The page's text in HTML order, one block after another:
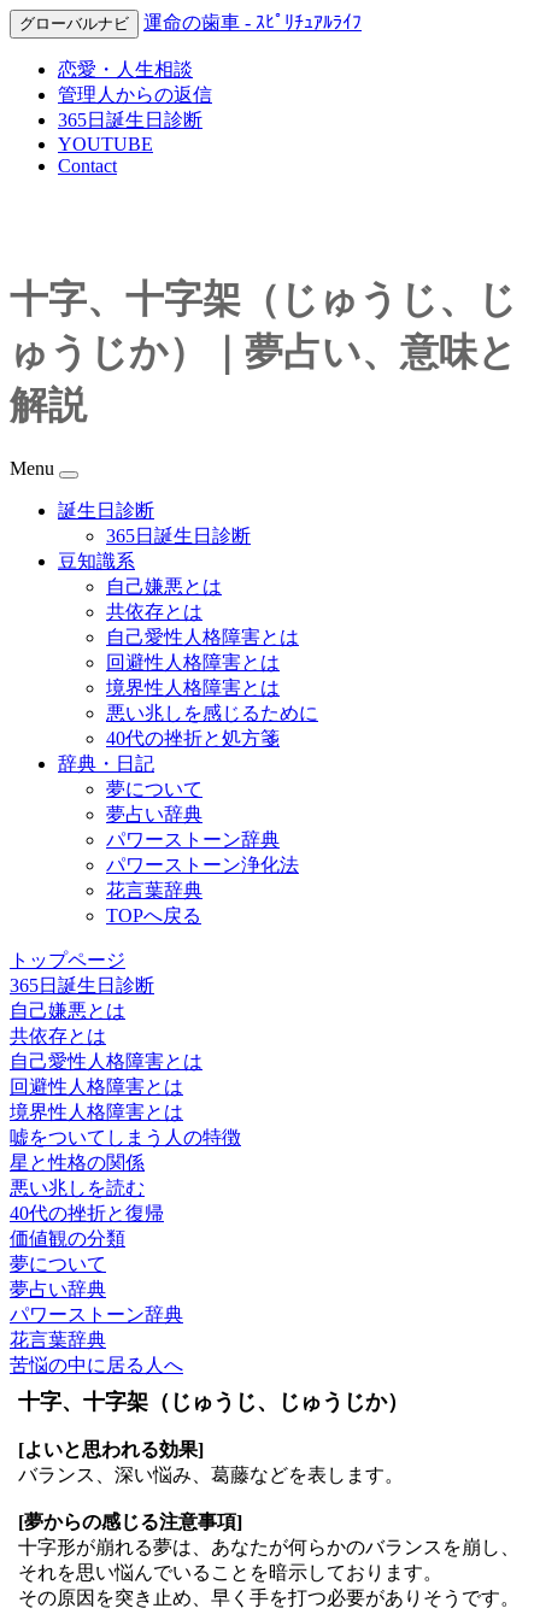
グローバルナビ 運命の歯車 - ｽﾋﾟﾘﾁｭｱﾙﾗｲﾌ
恋愛・人生相談
管理人からの返信
365日誕生日診断
YOUTUBE
Contact
十字、十字架（じゅうじ、じ
ゅうじか）｜夢占い、意味と
解説
Menu
誕生日診断
365日誕生日診断
豆知識系
自己嫌悪とは
共依存とは
自己愛性人格障害とは
回避性人格障害とは
境界性人格障害とは
悪い兆しを感じるために
40代の挫折と処方箋
辞典・日記
夢について
夢占い辞典
パワーストーン辞典
パワーストーン浄化法
花言葉辞典
TOPへ戻る
トップページ
365日誕生日診断
自己嫌悪とは
共依存とは
自己愛性人格障害とは
回避性人格障害とは
境界性人格障害とは
嘘をついてしまう人の特徴
星と性格の関係
悪い兆しを読む
40代の挫折と復帰
価値観の分類
夢について
夢占い辞典
パワーストーン辞典
花言葉辞典
苦悩の中に居る人へ
十字、十字架（じゅうじ、じゅうじか）
[よいと思われる効果]
バランス、深い悩み、葛藤などを表します。
[夢からの感じる注意事項]
十字形が崩れる夢は、あなたが何らかのバランスを崩し、
それを思い悩んでいることを暗示しております。
その原因を突き止め、早く手を打つ必要がありそうです。